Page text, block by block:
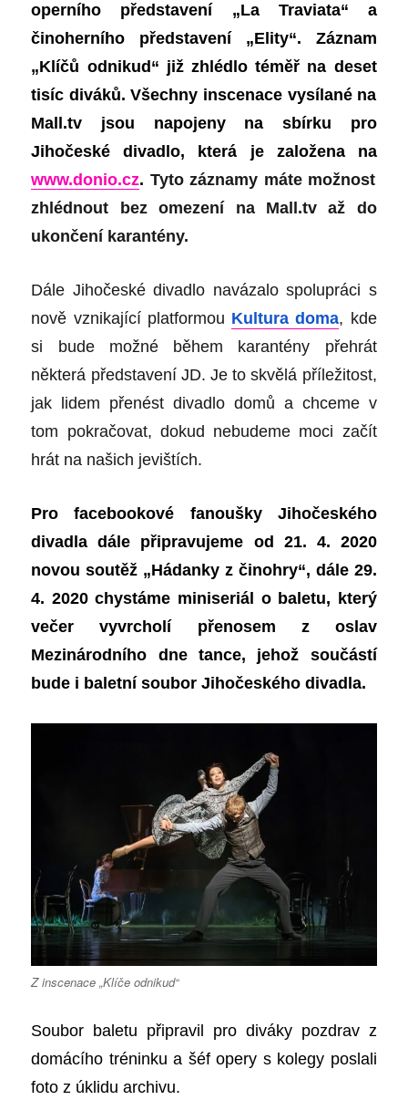
operního představení „La Traviata“ a
činoherního představení „Elity“. Záznam
„Klíčů odnikud“ již zhlédlo téměř na deset
tisíc diváků. Všechny inscenace vysílané na
Mall.tv jsou napojeny na sbírku pro
Jihočeské divadlo, která je založena na
www.donio.cz. Tyto záznamy máte možnost
zhlédnout bez omezení na Mall.tvaž do
ukončení karantény.
Dále Jihočeské divadlo navázalo spolupráci s
nově vznikající platformou Kultura doma, kde
si bude možné během karantény přehrát
některá představení JD. Je to skvělá příležitost,
jak lidem přenést divadlo domů a chceme v
tom pokračovat, dokud nebudeme moci začít
hrát na našich jevištích.
Pro facebookové fanoušky Jihočeského
divadla dále připravujeme od 21. 4. 2020
novou soutěž „Hádanky z činohry“, dále 29.
4. 2020 chystáme miniseriál o baletu, který
večer vyvrcholí přenosem z oslav
Mezinárodního dne tance, jehož součástí
bude i baletní soubor Jihočeského divadla.
Z inscenace „Klíče odnikud“
Soubor baletu připravil pro diváky pozdrav z
domácího tréninku a šéf opery s kolegy poslali
foto z úklidu archivu.